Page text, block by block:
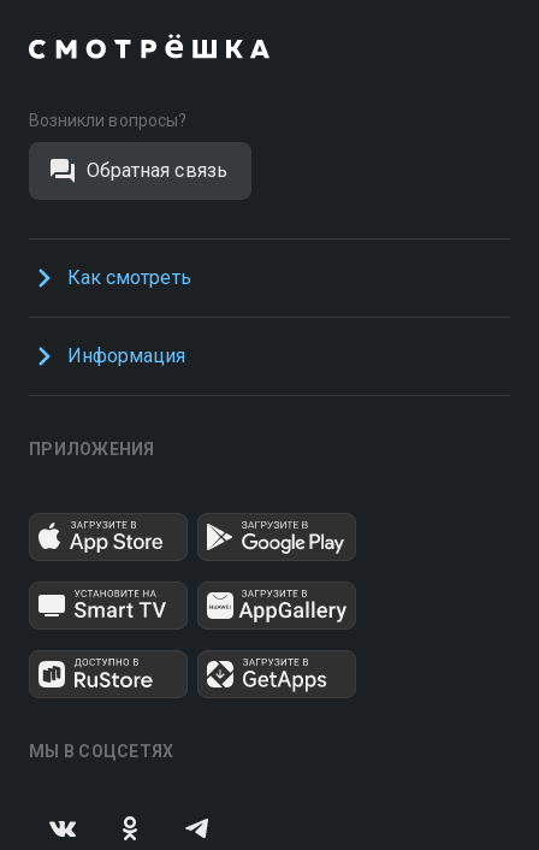
Возникли вопросы?
Обратная связь
Как смотреть
Информация
ПРИЛОЖЕНИЯ
МЫ В СОЦСЕТЯХ